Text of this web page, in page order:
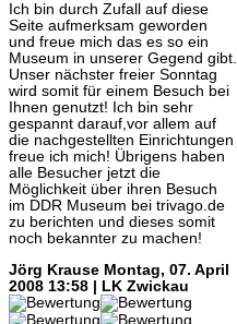
Ich bin durch Zufall auf diese
Seite aufmerksam geworden
und freue mich das es so ein
Museum in unserer Gegend gibt.
Unser nächster freier Sonntag
wird somit für einem Besuch bei
Ihnen genutzt! Ich bin sehr
gespannt darauf,vor allem auf
die nachgestellten Einrichtungen
freue ich mich! Übrigens haben
alle Besucher jetzt die
Möglichkeit über ihren Besuch
im DDR Museum bei trivago.de
zu berichten und dieses somit
noch bekannter zu machen!
Jörg Krause Montag, 07. April
2008 13:58 | LK Zwickau